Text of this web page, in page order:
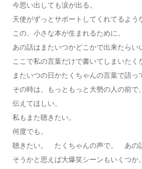
今思い出しても涙が出る。
天使がずっとサポートしてくれてるよう
この、小さな本が生まれるために。
あの話はまたいつかどこかで出来たらい
ここで私の言葉だけで書いてしまいたく
またいつの日かたくちゃんの言葉で語っ
その時は、もっともっと大勢の人の前で。
伝えてほしい。
私もまた聴きたい。
何度でも。
聴きたい。 たくちゃんの声で。 あの
そうかと思えば大爆笑シーンもいくつ